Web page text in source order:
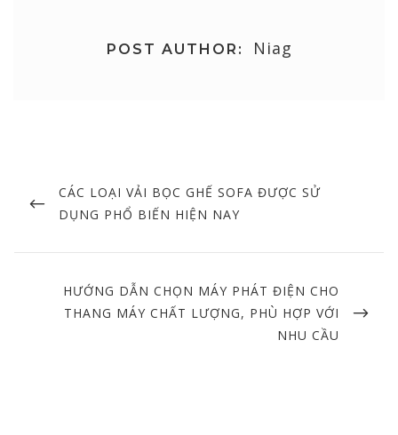
POST AUTHOR: Niag
navigation
PREVIOUS
POST
CÁC LOẠI VẢI BỌC GHẾ SOFA ĐƯỢC SỬ
DỤNG PHỔ BIẾN HIỆN NAY
NEXT
POST
HƯỚNG DẪN CHỌN MÁY PHÁT ĐIỆN CHO
THANG MÁY CHẤT LƯỢNG, PHÙ HỢP VỚI
NHU CẦU